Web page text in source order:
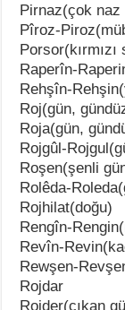
Pirnaz(çok naz
Pîroz-
Porsor(kırmızı
Raperîn-
Rehşîn-
Roj(gün,
Roja(gün,
Rojgûl-
Roşen(şenli
Rolêda-
Rojhilat(doğu)
Rengîn-
Revîn-
Rewşen-
Rojdar
Rojder(çıkan